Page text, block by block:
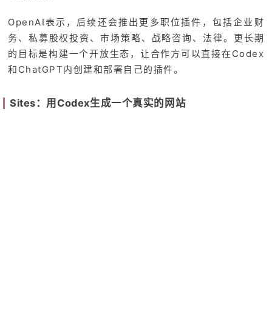
OpenAI表示，后续还会推出更多职位插件，包括企业财
务、私募股权投资、市场策略、战略咨询、法律。更长期
的目标是构建一个开放生态，让合作方可以直接在Codex
和ChatGPT内创建和部署自己的插件。
Sites：用Codex生成一个真实的网站